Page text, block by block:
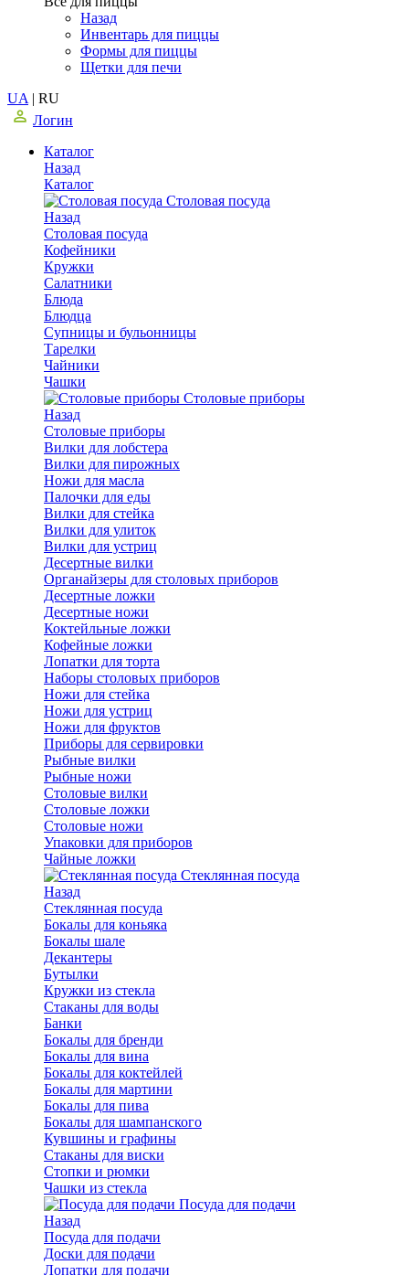
Назад
Инвентарь для пиццы
Формы для пиццы
Щетки для печи
UA | RU
Логин
Каталог
Назад
Каталог
Столовая посуда
Назад
Столовая посуда
Кофейники
Кружки
Салатники
Блюда
Блюдца
Супницы и бульонницы
Тарелки
Чайники
Чашки
Cтоловые приборы
Назад
Cтоловые приборы
Вилки для лобстера
Вилки для пирожных
Ножи для масла
Палочки для еды
Вилки для стейка
Вилки для улиток
Вилки для устриц
Десертные вилки
Органайзеры для столовых приборов
Десертные ложки
Десертные ножи
Коктейльные ложки
Кофейные ложки
Лопатки для торта
Наборы столовых приборов
Ножи для стейка
Ножи для устриц
Ножи для фруктов
Приборы для сервировки
Рыбные вилки
Рыбные ножи
Столовые вилки
Столовые ложки
Столовые ножи
Упаковки для приборов
Чайные ложки
Стеклянная посуда
Назад
Стеклянная посуда
Бокалы для коньяка
Бокалы шале
Декантеры
Бутылки
Кружки из стекла
Стаканы для воды
Банки
Бокалы для бренди
Бокалы для вина
Бокалы для коктейлей
Бокалы для мартини
Бокалы для пива
Бокалы для шампанского
Кувшины и графины
Стаканы для виски
Стопки и рюмки
Чашки из стекла
Посуда для подачи
Назад
Посуда для подачи
Доски для подачи
Лопатки для подачи